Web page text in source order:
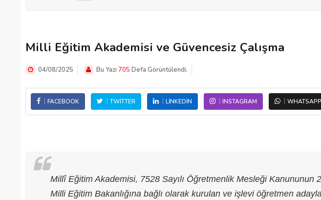
Milli Eğitim Akademisi ve Güvencesiz Çalışma
04/08/2025 Bu Yazı 705 Defa Görüntülendi.
FACEBOOK TWITTER LINKEDIN INSTAGRAM WHATSAPP
Millî Eğitim Akademisi, 7528 Sayılı Öğretmenlik Mesleği Kanununun
Milli Eğitim Bakanlığına bağlı olarak kurulan ve işlevi öğretmen